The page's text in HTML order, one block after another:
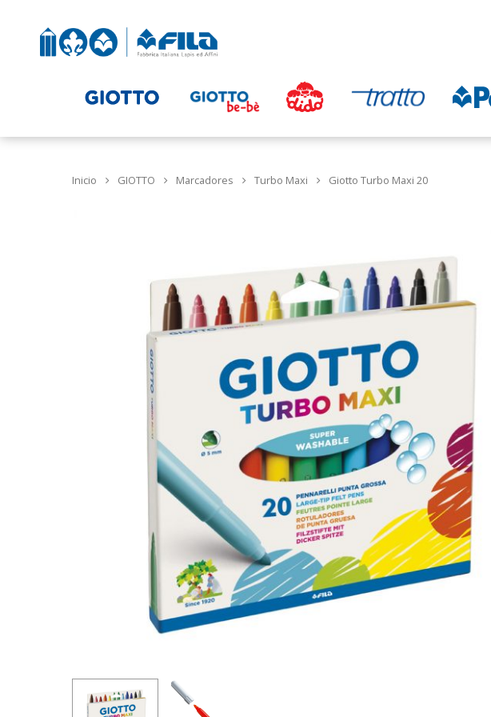
Inicio GIOTTO Marcadores Turbo Maxi Giotto Turbo Maxi 20